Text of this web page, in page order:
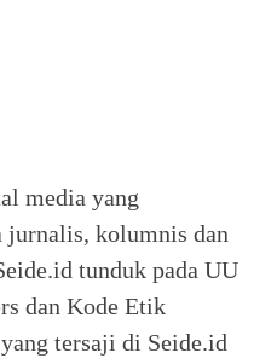
media yang
jurnalis, kolumnis dan
tunduk pada UU
dan Kode Etik
tersaji di Seide.id